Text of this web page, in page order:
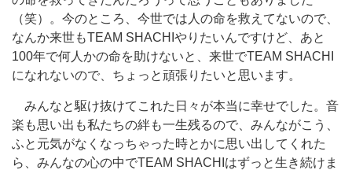
（笑）。今のところ、今世では人の命を救えてないので、
なんか来世もTEAM SHACHIやりたいんですけど、あと
100年で何人かの命を助けないと、来世でTEAM SHACHI
になれないので、ちょっと頑張りたいと思います。
みんなと駆け抜けてこれた日々が本当に幸せでした。音
楽も思い出も私たちの絆も一生残るので、みんながこう、
ふと元気がなくなっちゃった時とかに思い出してくれた
ら、みんなの心の中でTEAM SHACHIはずっと生き続けま